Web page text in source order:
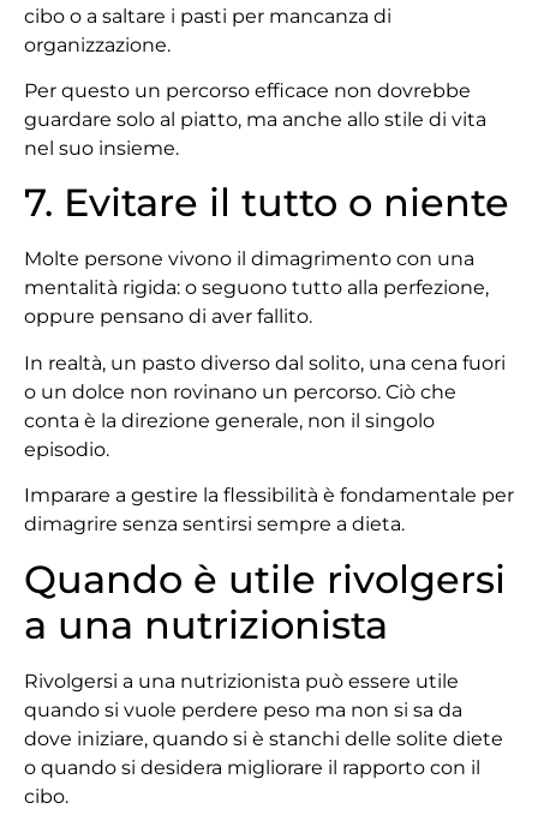
cibo o a saltare i pasti per mancanza di
organizzazione.
Per questo un percorso efficace non dovrebbe
guardare solo al piatto, ma anche allo stile di vita
nel suo insieme.
7. Evitare il tutto o niente
Molte persone vivono il dimagrimento con una
mentalità rigida: o seguono tutto alla perfezione,
oppure pensano di aver fallito.
In realtà, un pasto diverso dal solito, una cena fuori
o un dolce non rovinano un percorso. Ciò che
conta è la direzione generale, non il singolo
episodio.
Imparare a gestire la flessibilità è fondamentale per
dimagrire senza sentirsi sempre a dieta.
Quando è utile rivolgersi
a una nutrizionista
Rivolgersi a una nutrizionista può essere utile
quando si vuole perdere peso ma non si sa da
dove iniziare, quando si è stanchi delle solite diete
o quando si desidera migliorare il rapporto con il
cibo.